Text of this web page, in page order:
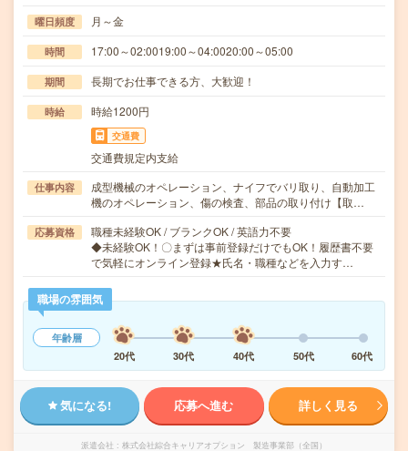
曜日頻度 月～金
時間 17:00～02:0019:00～04:0020:00～05:00
期間 長期でお仕事できる方、大歓迎！
時給 時給1200円
交通費
交通費規定内支給
仕事内容
成型機械のオペレーション、ナイフでバリ取り、自動加工
機のオペレーション、傷の検査、部品の取り付け【取…
応募資格
職種未経験OK / ブランクOK / 英語力不要
◆未経験OK！〇まずは事前登録だけでもOK！履歴書不要
で気軽にオンライン登録★氏名・職種などを入力す…
職場の雰囲気
年齢層
20代
30代 40代 50代 60代
気になる! 応募へ進む 詳しく見る
派遣会社 株式会社綜合キャリアオプション 製造事業部（全国）